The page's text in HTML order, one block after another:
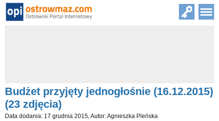
Budżet przyjęty jednogłośnie (16.12.2015)
(23 zdjęcia)
Data dodania: 17 grudnia 2015, Autor: Agnieszka Pleńska